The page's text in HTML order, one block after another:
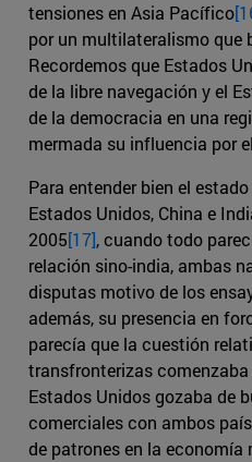
tensiones en Asia Pacífico
por un multilateralismo que
Recordemos que Estados
de la libre navegación y el
de la democracia en una
mermada su influencia por
Para entender bien el
Estados Unidos, China e
2005[17], cuando todo
relación sino-india, ambas
disputas motivo de los
además, su presencia en
parecía que la cuestión
transfronterizas comenzaba
Estados Unidos gozaba de
comerciales con ambos
de patrones en la